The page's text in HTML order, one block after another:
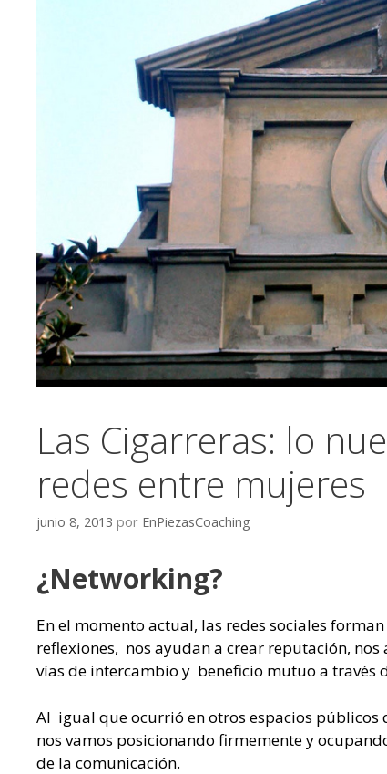
Las Cigarreras: lo
redes entre mujeres
junio 8, 2013 por EnPiezasCoaching
¿Networking?
En el momento actual, las redes sociales
reflexiones, nos ayudan a crear reputación,
vías de intercambio y beneficio mutuo a través
Al igual que ocurrió en otros espacios públicos
nos vamos posicionando firmemente y
de la comunicación.